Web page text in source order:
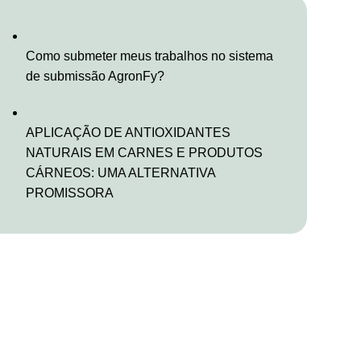
Como submeter meus trabalhos no sistema
de submissão AgronFy?
APLICAÇÃO DE ANTIOXIDANTES
NATURAIS EM CARNES E PRODUTOS
CÁRNEOS: UMA ALTERNATIVA
PROMISSORA